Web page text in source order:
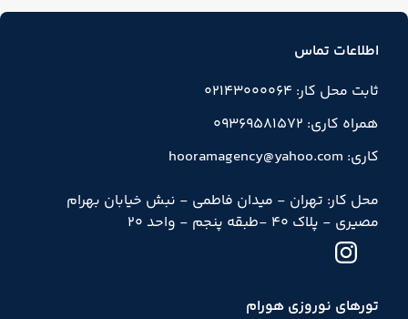
اطلاعات تماس
ثابت محل کار: 02143000064
همراه کاری: 09369581572
کاری: hooramagency@yahoo.com
محل کار: تهران - میدان فاطمی - نبش خیابان بهرام
مصیری - پلاک 40 -طبقه پنجم - واحد 20
تورهای نوروزی هورام